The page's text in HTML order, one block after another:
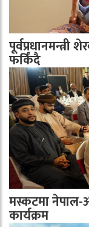
फर्किँदै
मस्कटमा नेपाल-
कार्यक्रम